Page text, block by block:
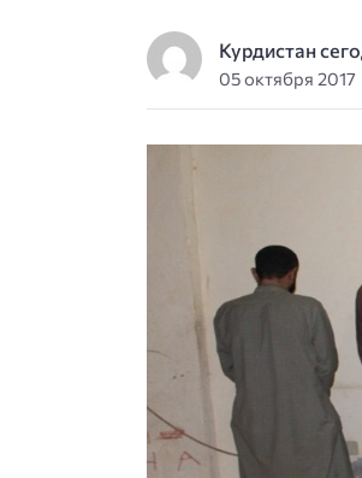
Курдистан
05 октября 2017